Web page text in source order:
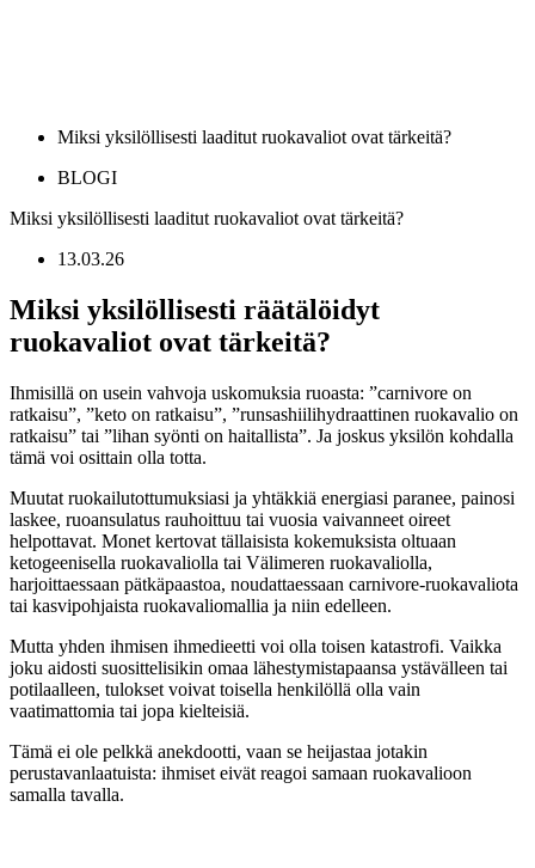
Miksi yksilöllisesti laaditut ruokavaliot ovat tärkeitä?
BLOGI
Miksi yksilöllisesti laaditut ruokavaliot ovat tärkeitä?
13.03.26
Miksi yksilöllisesti räätälöidyt
ruokavaliot ovat tärkeitä?
Ihmisillä on usein vahvoja uskomuksia ruoasta: ”carnivore on
ratkaisu”, ”keto on ratkaisu”, ”runsashiilihydraattinen ruokavalio on
ratkaisu” tai ”lihan syönti on haitallista”. Ja joskus yksilön kohdalla
tämä voi osittain olla totta.
Muutat ruokailutottumuksiasi ja yhtäkkiä energiasi paranee, painosi
laskee, ruoansulatus rauhoittuu tai vuosia vaivanneet oireet
helpottavat. Monet kertovat tällaisista kokemuksista oltuaan
ketogeenisella ruokavaliolla tai Välimeren ruokavaliolla,
harjoittaessaan pätkäpaastoa, noudattaessaan carnivore-ruokavaliota
tai kasvipohjaista ruokavaliomallia ja niin edelleen.
Mutta yhden ihmisen ihmedieetti voi olla toisen katastrofi. Vaikka
joku aidosti suosittelisikin omaa lähestymistapaansa ystävälleen tai
potilaalleen, tulokset voivat toisella henkilöllä olla vain
vaatimattomia tai jopa kielteisiä.
Tämä ei ole pelkkä anekdootti, vaan se heijastaa jotakin
perustavanlaatuista: ihmiset eivät reagoi samaan ruokavalioon
samalla tavalla.